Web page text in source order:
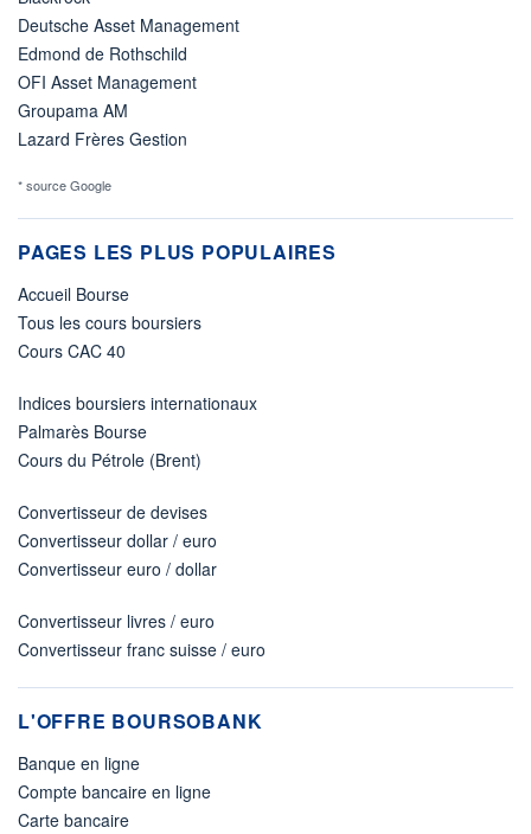
Deutsche Asset Management
Edmond de Rothschild
OFI Asset Management
Groupama AM
Lazard Frères Gestion
* source Google
PAGES LES PLUS POPULAIRES
Accueil Bourse
Tous les cours boursiers
Cours CAC 40
Indices boursiers internationaux
Palmarès Bourse
Cours du Pétrole (Brent)
Convertisseur de devises
Convertisseur dollar / euro
Convertisseur euro / dollar
Convertisseur livres / euro
Convertisseur franc suisse / euro
L'OFFRE BOURSOBANK
Banque en ligne
Compte bancaire en ligne
Carte bancaire